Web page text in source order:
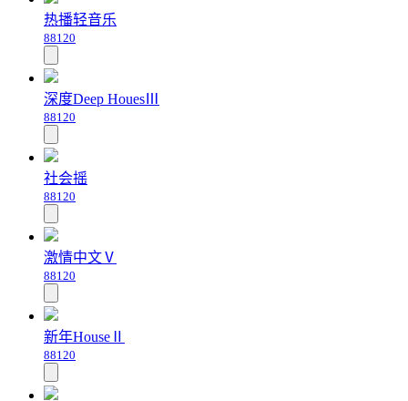
热播轻音乐
88120
深度Deep HouesⅢ
88120
社会摇
88120
激情中文Ⅴ
88120
新年HouseⅡ
88120